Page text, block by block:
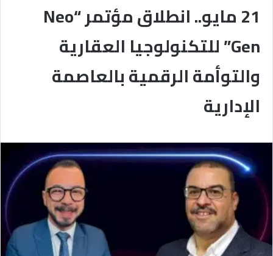
21 مايو.. انطلاق مؤتمر “Neo
Gen” للتكنولوجيا العقارية
والتوأمة الرقمية بالعاصمة
الإدارية